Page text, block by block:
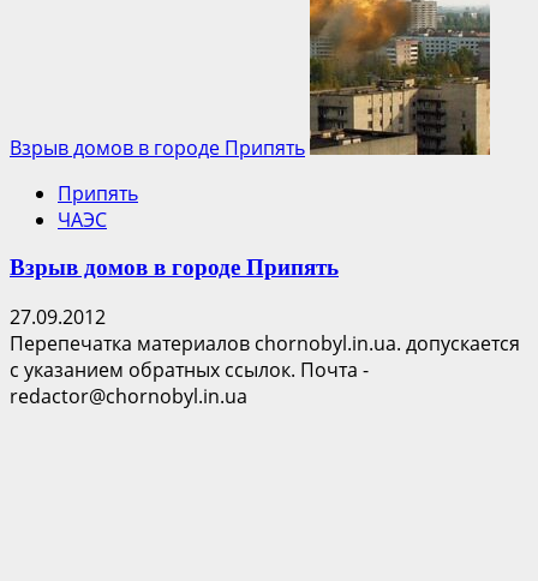
Взрыв домов в городе Припять
Припять
ЧАЭС
Взрыв домов в городе Припять
27.09.2012
Перепечатка материалов chornobyl.in.ua. допускается
с указанием обратных ссылок. Почта -
redactor@chornobyl.in.ua